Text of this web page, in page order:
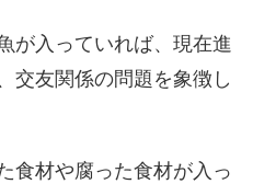
が入っていれば、現在進
交友関係の問題を象徴し
食材や腐った食材が入っ